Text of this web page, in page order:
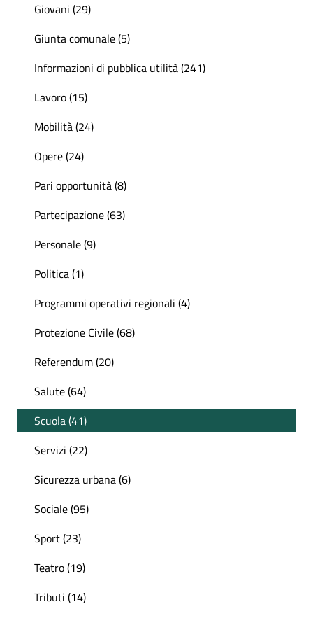
Giovani (29)
Giunta comunale (5)
Informazioni di pubblica utilità (241)
Lavoro (15)
Mobilità (24)
Opere (24)
Pari opportunità (8)
Partecipazione (63)
Personale (9)
Politica (1)
Programmi operativi regionali (4)
Protezione Civile (68)
Referendum (20)
Salute (64)
Scuola (41)
Servizi (22)
Sicurezza urbana (6)
Sociale (95)
Sport (23)
Teatro (19)
Tributi (14)